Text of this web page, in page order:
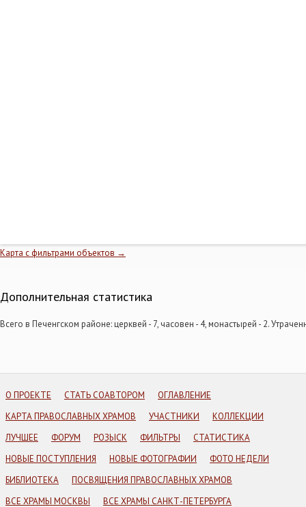
Карта с фильтрами объектов →
Дополнительная статистика
Всего в Печенгском районе: церквей - 7, часовен - 4, монастырей - 2.
О ПРОЕКТЕ СТАТЬ СОАВТОРОМ
ОГЛАВЛЕНИЕ
КАРТА ПРАВОСЛАВНЫХ ХРАМОВ
УЧАСТНИКИ
КОЛЛЕКЦИИ
ЛУЧШЕЕ
ФОРУМ РОЗЫСК ФИЛЬТРЫ
СТАТИСТИКА
НОВЫЕ ПОСТУПЛЕНИЯ
НОВЫЕ ФОТОГРАФИИ
ФОТО НЕДЕЛИ
БИБЛИОТЕКА
ПОСВЯЩЕНИЯ ПРАВОСЛАВНЫХ ХРАМОВ
ВСЕ ХРАМЫ МОСКВЫ
ВСЕ ХРАМЫ САНКТ-ПЕТЕРБУРГА